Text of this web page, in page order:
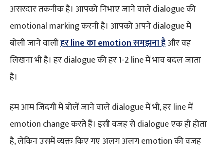
असरदार तकनीक है। आपको निभाए जाने वाले dialogue की
emotional marking करनी है। आपको अपने dialogue में
बोली जाने वालीहर line का emotion समझना हैऔर वह
लिखना भी है। हर dialogue की हर 1-2 line में भाव बदल जाता
है।
हम आम जिंदगी में बोलें जाने वाले dialogue में भी, हर line में
emotion change करते हैं। इसी वजह से dialogue एक ही होता
है, लेकिन उसमें व्यक्त किए गए अलग अलग emotion की वजह